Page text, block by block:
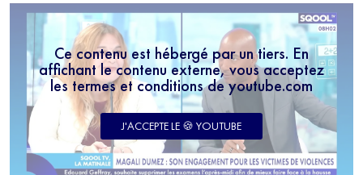
Ce contenu est hébergé par un tiers. En
affichant le contenu externe, vous acceptez
les termes et conditions de youtube.com
J'ACCEPTE LE 🍪 YOUTUBE